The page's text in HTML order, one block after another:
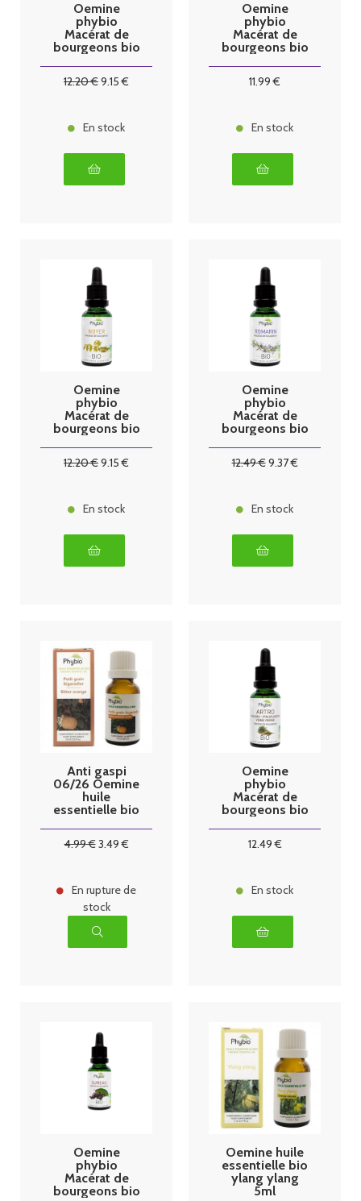
Oemine
phybio
Macérat de
bourgeons bio
12.20€9.15 €
En stock
Oemine
phybio
Macérat de
bourgeons bio
11.99 €
En stock
Oemine
phybio
Macérat de
bourgeons bio
12.20€9.15 €
En stock
Oemine
phybio
Macérat de
bourgeons bio
12.49€9.37€
En stock
Anti gaspi
06/26 Oemine
huile
essentielle bio
10ml
4.99€3.49€
En rupture de
stock
Oemine
phybio
Macérat de
bourgeons bio
12.49€
En stock
Oemine
phybio
Macérat de
bourgeons bio
Oemine huile
essentielle bio
ylang ylang
5ml